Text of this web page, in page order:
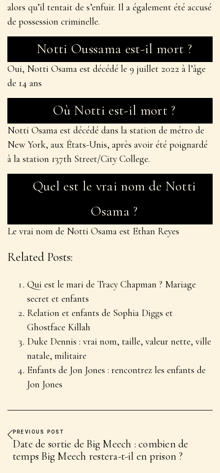
alors qu’il tentait de s’enfuir. Il a également été accusé
de possession criminelle.
Notti Oussama est-il mort ?
Oui, Notti Osama est décédé le 9 juillet 2022 à l’âge
de 14 ans
Où Notti est-il mort ?
Notti Osama est décédé dans la station de métro de
New York, aux États-Unis, après avoir été poignardé
à la station 137th Street/City College.
Quel est le vrai nom de Notti
Osama ?
Le vrai nom de Notti Osama est Ethan Reyes
Related Posts:
Qui est le mari de Tracy Chapman ? Mariage
secret et enfants
Relation et enfants de Sophia Diggs et
Ghostface Killah
Duke Dennis : vrai nom, taille, valeur nette, ville
natale, militaire
Enfants de Jon Jones : rencontrez les enfants de
Jon Jones
PREVIOUS POST
Date de sortie de Big Meech : combien de
temps Big Meech restera-t-il en prison ?